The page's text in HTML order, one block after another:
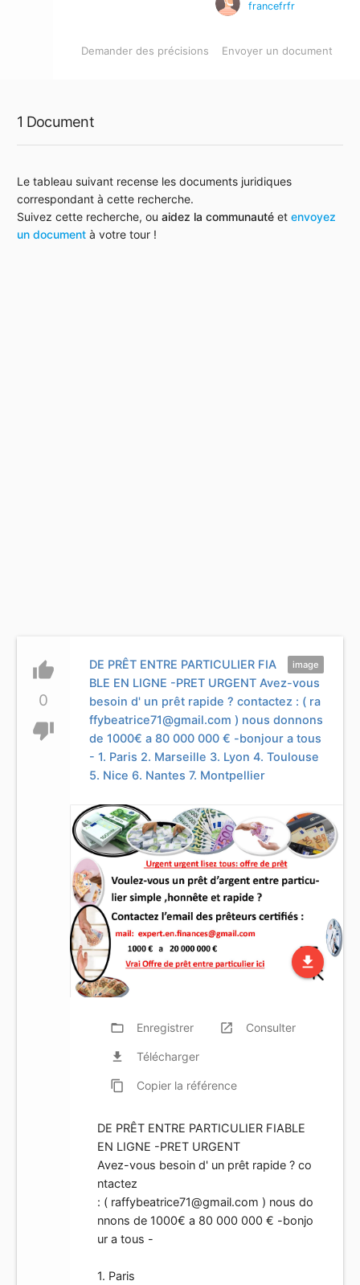
francefrfr
Demander des précisions Envoyer un document
1 Document
Le tableau suivant recense les documents juridiques
correspondant à cette recherche.
Suivez cette recherche, ou aidez la communauté et envoyez
un document à votre tour !
thumb_up
0
thumb_down
image
DE PRÊT ENTRE PARTICULIER FIA
BLE EN LIGNE -PRET URGENT Avez-vous
besoin d' un prêt rapide ? contactez : ( ra
ffybeatrice71@gmail.com ) nous donnons
de 1000€ a 80 000 000 € -bonjour a tous
- 1. Paris 2. Marseille 3. Lyon 4. Toulouse
5. Nice 6. Nantes 7. Montpellier
file_download
folder_open Enregistrer launch Consulter
file_download Télécharger
content_copy Copier la référence
DE PRÊT ENTRE PARTICULIER FIABLE
EN LIGNE -PRET URGENT
Avez-vous besoin d' un prêt rapide ? co
ntactez
: ( raffybeatrice71@gmail.com ) nous do
nnons de 1000€ a 80 000 000 € -bonjo
ur a tous -
1. Paris